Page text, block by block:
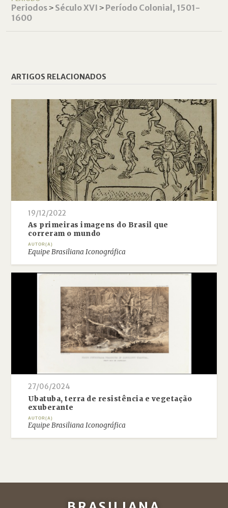
Periodos˃ Século XVI ˃ Período Colonial, 1501-
1600
ARTIGOS RELACIONADOS
19/12/2022
As primeiras imagens do Brasil que
correram o mundo
AUTOR(A)
Equipe Brasiliana Iconográfica
27/06/2024
Ubatuba, terra de resistência e vegetação
exuberante
AUTOR(A)
Equipe Brasiliana Iconográfica